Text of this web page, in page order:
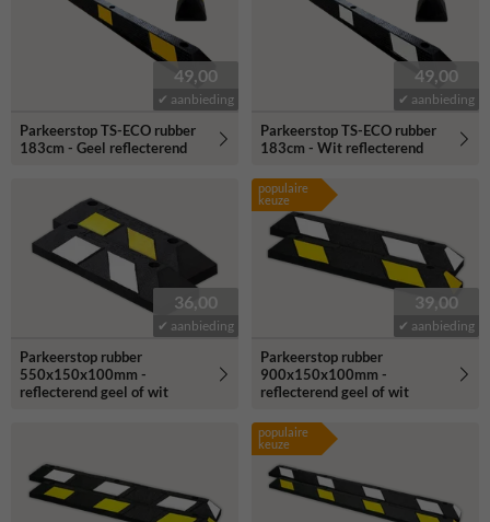
49,00
✔ aanbieding
Parkeerstop TS-ECO rubber
183cm - Geel reflecterend
49,00
✔ aanbieding
Parkeerstop TS-ECO rubber
183cm - Wit reflecterend
36,00
✔ aanbieding
Parkeerstop rubber
550x150x100mm -
reflecterend geel of wit
populaire
keuze
39,00
✔ aanbieding
Parkeerstop rubber
900x150x100mm -
reflecterend geel of wit
populaire
keuze